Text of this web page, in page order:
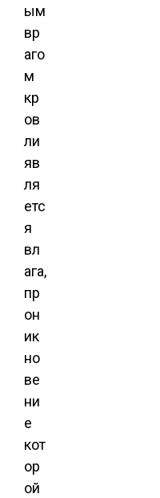
ым
вр
аго
м
кр
ов
ли
яв
ля
етс
я
вл
ага,
пр
он
ик
но
ве
ни
е
кот
ор
ой